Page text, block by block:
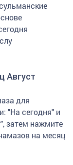
Август
для
"На сегодня" и
затем нажмите
на месяц